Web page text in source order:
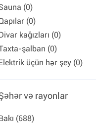
(0)
(0)
kağızları (0)
şalban (0)
üçün hər şey (0)
və rayonlar
(688)